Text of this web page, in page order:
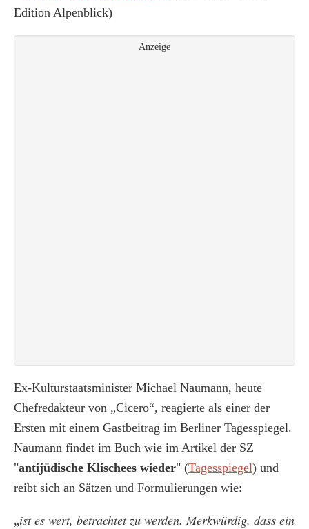
Edition Alpenblick)
Anzeige
Ex-Kulturstaatsminister Michael Naumann, heute
Chefredakteur von „Cicero“, reagierte als einer der
Ersten mit einem Gastbeitrag im Berliner Tagesspiegel.
Naumann findet im Buch wie im Artikel der SZ
"antijüdische Klischees wieder" (Tagesspiegel) und
reibt sich an Sätzen und Formulierungen wie:
„ist es wert, betrachtet zu werden. Merkwürdig, dass ein